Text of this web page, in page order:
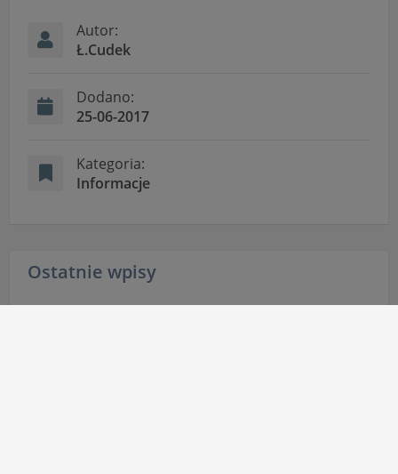
Autor:
Ł.Cudek
Dodano:
25-06-2017
Kategoria:
Informacje
Ostatnie wpisy